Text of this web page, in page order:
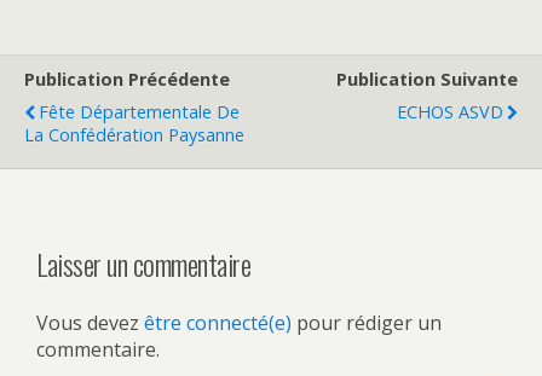
Publication Précédente
Fête Départementale De
La Confédération Paysanne
Publication Suivante
ECHOS ASVD
Laisser un commentaire
Vous devez être connecté(e) pour rédiger un
commentaire.